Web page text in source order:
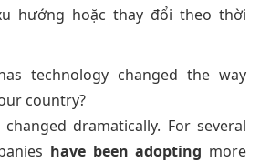
hướng hoặc thay đổi theo thời
technology changed the way
country?
dramatically. For several
have been adopting more